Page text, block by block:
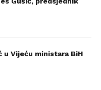
u Vijeću ministara BiH